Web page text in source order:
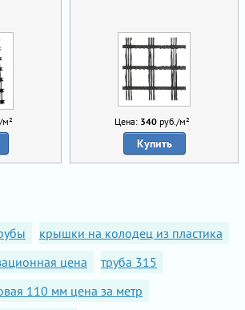
м² Цена: 340 руб./м²
Купить
крышки на колодец из пластика
цена
труба 315
110 мм цена за метр